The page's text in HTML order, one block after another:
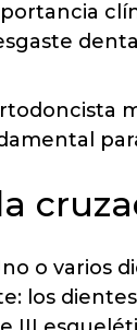
o varios
los